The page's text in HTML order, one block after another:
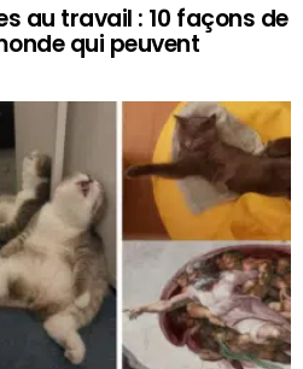
au travail : 10 façons de
qui peuvent